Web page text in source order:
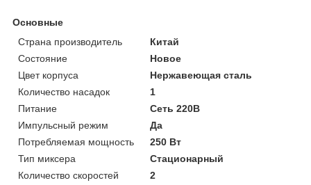
Основные
Страна производитель
Китай
Состояние
Новое
Цвет корпуса
Нержавеющая сталь
Количество насадок
1
Питание
Сеть 220В
Импульсный режим
Да
Потребляемая мощность
250 Вт
Тип миксера
Стационарный
Количество скоростей
2